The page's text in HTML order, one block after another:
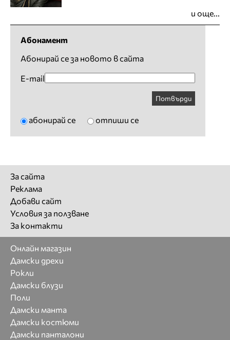
и още...
Абонамент
Абонирай се за новото в сайта
E-mail
Потвърди
абонирай се отпиши се
За сайта
Реклама
Добави сайт
Условия за ползване
За контакти
Онлайн магазин
Дамски дрехи
Рокли
Дамски блузи
Поли
Дамски манта
Дамски костюми
Дамски панталони